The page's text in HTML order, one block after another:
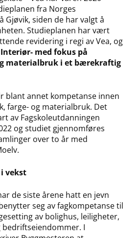
fra Norges
Gjøvik, siden de har valgt å
Studieplanen har vært
revidering i regi av Vea, og
Interiør- med fokus på
materialbruk i et bærekraftig
blant annet kompetanse innen
farge- og materialbruk. Det
av Fagskoleutdanningen
og studiet gjennomføres
over to år med
vekst
de siste årene hatt en jevn
seg av fagkompetanse til
av bolighus, leiligheter,
bedriftseiendommer. I